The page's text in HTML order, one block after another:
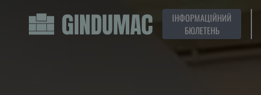
ІНФОРМАЦІЙНИЙ
БЮЛЕТЕНЬ